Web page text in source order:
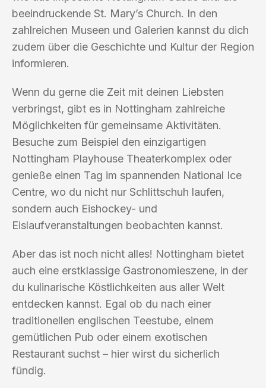
beeindruckende St. Mary’s Church. In den
zahlreichen Museen und Galerien kannst du dich
zudem über die Geschichte und Kultur der Region
informieren.
Wenn du gerne die Zeit mit deinen Liebsten
verbringst, gibt es in Nottingham zahlreiche
Möglichkeiten für gemeinsame Aktivitäten.
Besuche zum Beispiel den einzigartigen
Nottingham Playhouse Theaterkomplex oder
genieße einen Tag im spannenden National Ice
Centre, wo du nicht nur Schlittschuh laufen,
sondern auch Eishockey- und
Eislaufveranstaltungen beobachten kannst.
Aber das ist noch nicht alles! Nottingham bietet
auch eine erstklassige Gastronomieszene, in der
du kulinarische Köstlichkeiten aus aller Welt
entdecken kannst. Egal ob du nach einer
traditionellen englischen Teestube, einem
gemütlichen Pub oder einem exotischen
Restaurant suchst – hier wirst du sicherlich
fündig.